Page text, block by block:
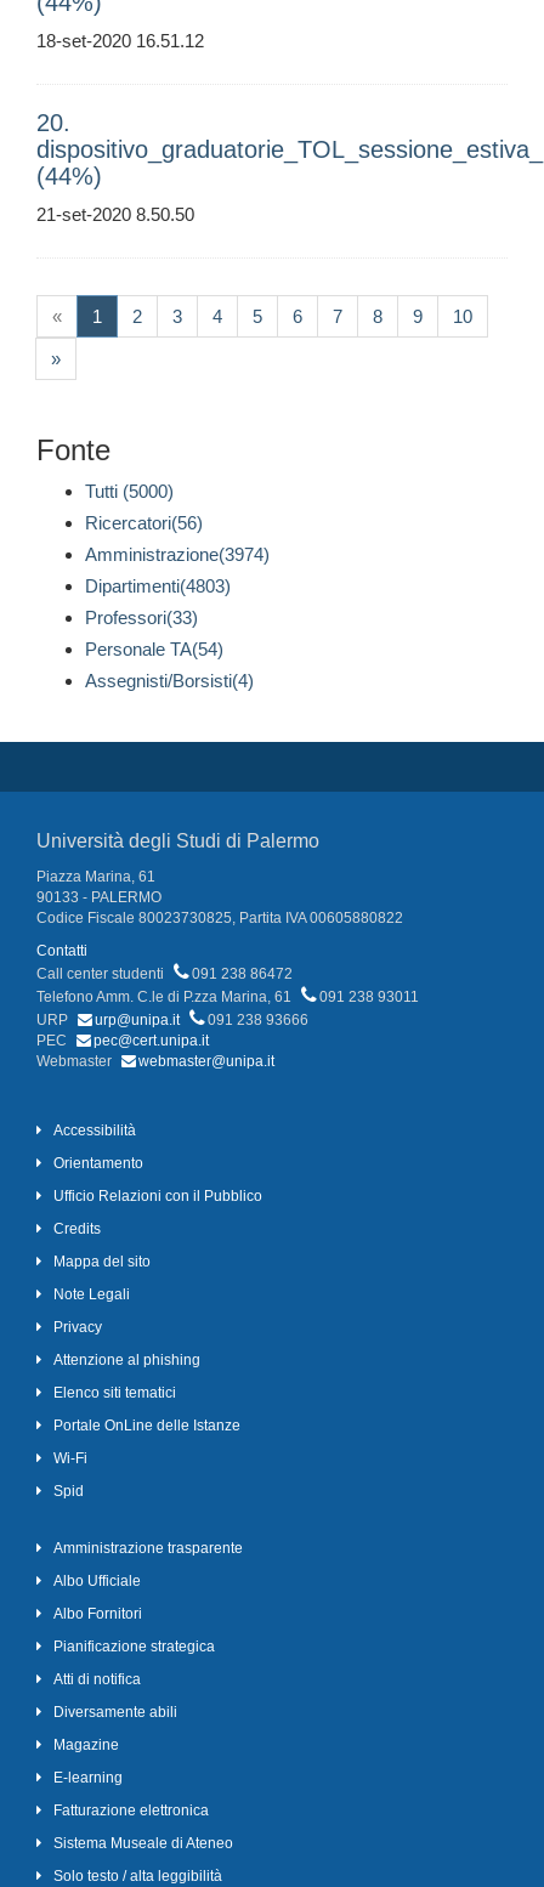
18-set-2020 16.51.12
20.
(44%)
21-set-2020 8.50.50
« 1 (current)
2 3 4 5 6 7 8 9 10
»
Fonte
Tutti (5000)
Ricercatori(56)
Amministrazione(3974)
Dipartimenti(4803)
Professori(33)
Personale TA(54)
Assegnisti/Borsisti(4)
Università degli Studi di Palermo
Piazza Marina, 61
90133 - PALERMO
Codice Fiscale 80023730825, Partita IVA 00605880822
Contatti
Call center studenti
091 238 86472
Telefono Amm. C.le di P.zza Marina, 61
091 238 93011
URP
urp@unipa.it
091 238 93666
PEC
pec@cert.unipa.it
Webmaster
webmaster@unipa.it
Accessibilità
Orientamento
Ufficio Relazioni con il Pubblico
Credits
Mappa del sito
Note Legali
Privacy
Attenzione al phishing
Elenco siti tematici
Portale OnLine delle Istanze
Wi-Fi
Spid
Amministrazione trasparente
Albo Ufficiale
Albo Fornitori
Pianificazione strategica
Atti di notifica
Diversamente abili
Magazine
E-learning
Fatturazione elettronica
Sistema Museale di Ateneo
Solo testo / alta leggibilità